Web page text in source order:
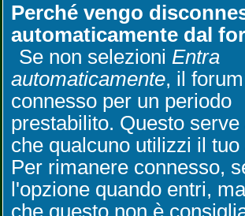
Perché vengo
automaticamente dal
Se non selezioni Entra
automaticamente, il
connesso per un periodo
prestabilito. Questo
che qualcuno utilizzi il tuo
Per rimanere connesso,
l'opzione quando entri,
che questo non è